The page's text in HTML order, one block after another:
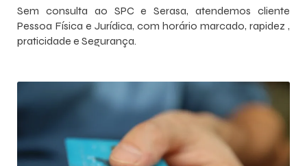
Sem consulta ao SPC e Serasa, atendemos cliente
Pessoa Física e Jurídica, com horário marcado, rapidez ,
praticidade e Segurança.